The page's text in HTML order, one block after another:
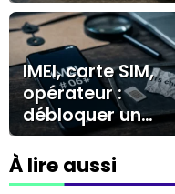
réclamation et
recours pour
débloquer le
dossier
IMEI, carte SIM,
opérateur :
débloquer un
téléphone tout
opérateur sans se
tromper
À lire aussi